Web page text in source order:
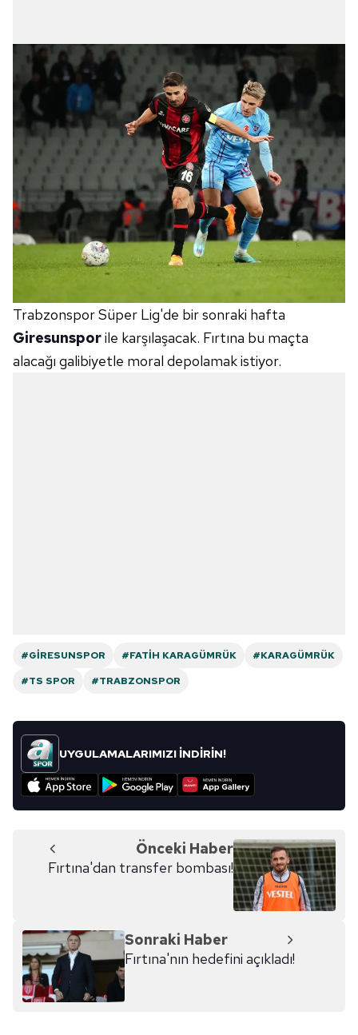
Trabzonspor Süper Lig'de bir sonraki hafta
Giresunsporile karşılaşacak. Fırtına bu maçta
alacağı galibiyetle moral depolamak istiyor.
#GIRESUNSPOR #FATIH KARAGÜMRÜK
#KARAGÜMRÜK
#TS SPOR
#TRABZONSPOR
UYGULAMALARIMIZI İNDİRİN!
Önceki Haber
Fırtına'dan transfer bombası!
Sonraki Haber
Fırtına'nın hedefini açıkladı!